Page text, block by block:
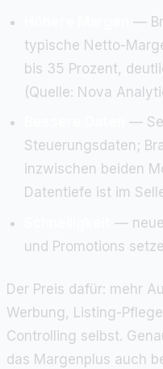
—
typische Netto-
bis 35 Prozent,
(Quelle: Nova
—
Steuerungsdaten;
inzwischen beiden
Datentiefe ist im
— neue
und Promotions
Der Preis dafür: mehr
Werbung, Listing-
Controlling selbst.
das Margenplus auch